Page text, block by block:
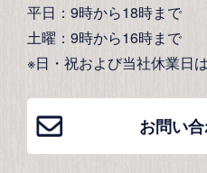
平日：9時から18時まで
土曜：9時から16時まで
※日・祝および当社休業日
お問い